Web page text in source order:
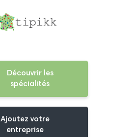
Découvrir les
spécialités
Ajoutez votre
entreprise